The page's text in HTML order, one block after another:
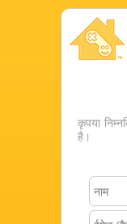
कृपया
है।